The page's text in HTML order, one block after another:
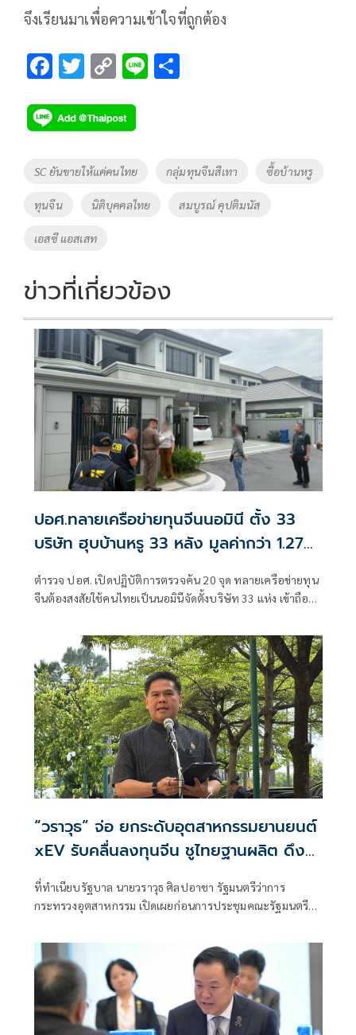
จึงเรียนมาเพื่อความเข้าใจที่ถูกต้อง
F
e
b
o
o
k
T
tt
er
C
p
y
Li
k
Li
Tags
SC ยันขายให้แค่คนไทย กลุ่มทุนจีนสีเทา ซื้อบ้านหรู
ทุนจีน นิติบุคคลไทย สมบูรณ์ คุปติมนัส
เอสซี แอสเสท
ข่าวที่เกี่ยวข้อง
ปอศ.ทลายเครือข่ายทุนจีนนอมินี ตั้ง 33
บริษัท ฮุบบ้านหรู 33 หลัง มูลค่ากว่า 1.27
ตำรวจ ปอศ. เปิดปฏิบัติการตรวจค้น 20 จุด ทลายเครือข่ายทุน
จีนต้องสงสัยใช้คนไทยเป็นนอมินีจัดตั้งบริษัท 33 แห่ง เข้าถือ
ล้านบาท พร้อ
“วราวุธ” จ่อ ยกระดับอุตสาหกรรมยานยนต์
xEV รับคลื่นลงทุนจีน ชูไทยฐานผลิต ดึง
เทคโนโลยีขั้นสูง อัปสกิลช่าง EV–AI
ที่ทำเนียบรัฐบาล นายวราวุธ ศิลปอาชา รัฐมนตรีว่าการ
กระทรวงอุตสาหกรรม เปิดเผยก่อนการประชุมคณะรัฐมนตรี